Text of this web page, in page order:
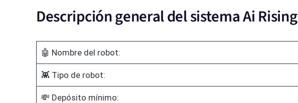
Descripción general del sistema Ai Rising
🤖 Nombre del robot:
👾 Tipo de robot:
💸 Depósito mínimo: